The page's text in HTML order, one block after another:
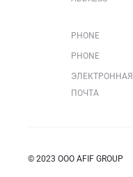
PHONE
PHONE
ЭЛЕКТРОННАЯ
ПОЧТА
© 2023 ООО AFIF GROUP